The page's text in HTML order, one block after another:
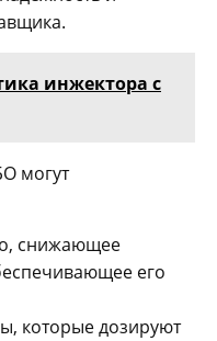
инжектора с
могут
снижающее
его
которые дозируют